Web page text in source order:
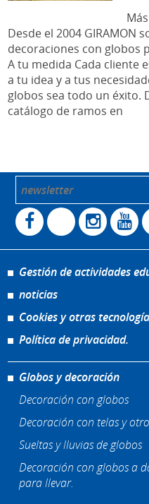
Desde el 2004 GIRAMON
decoraciones con globos
A tu medida Cada cliente
a tu idea y a tus
globos sea todo un éxito.
catálogo de ramos en
Gestión de actividades
noticias
Cookies y otras
Política de privacidad.
Globos y decoración
Decoración con globos
Decoración con telas y
Sueltas y lluvias de globos
Decoración con globos a
para llevar.